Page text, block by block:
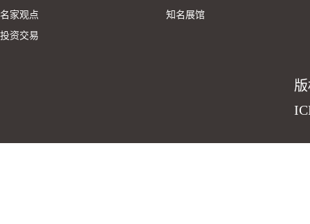
名家观点
投资交易
知名展馆